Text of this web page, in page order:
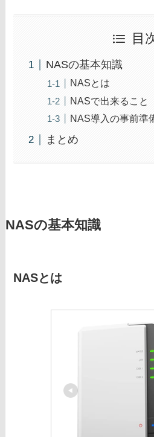
目
NASの基本知識
NASとは
NASで出来ること
NAS導入の事前準
まとめ
NASの基本知識
NASとは